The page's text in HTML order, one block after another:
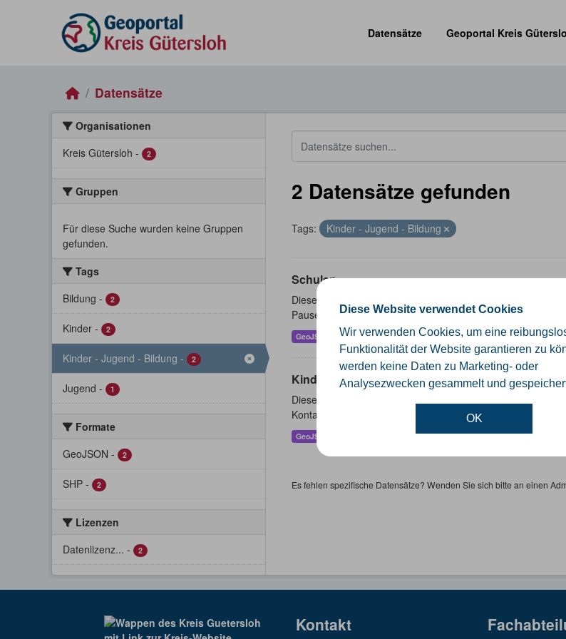
Diese Website verwendet Cookies
Wir verwenden Cookies, um eine
Funktionalität der Website garantieren zu
werden keine Daten zu Marketing- oder
Analysezwecken gesammelt und
OK
Datensätze
Geoportal Kreis
Datensätze
Organisationen
Kreis Gütersloh - 2
Gruppen
Für diese Suche wurden keine Gruppen
gefunden.
Tags
Bildung - 2
Kinder - 2
Kinder - Jugend - Bildung - 2
Jugend - 1
Formate
GeoJSON - 2
SHP - 2
Lizenzen
Datenlizenz... - 2
2 Datensätze gefunden
Tags: Kinder - Jugend - Bildung
Schulen
Dieser Datensatz beinhaltet eine Darstellung der Schulen
Pausenzeiten und Schulträger.
GeoJSON SHP
Kindertageseinrichtungen
Dieser Datensatz beinhaltet die Darstellung der
Kontaktinformationen.
GeoJSON
Es fehlen spezifische Datensätze? Wenden Sie sich bitte an einen
Kontakt